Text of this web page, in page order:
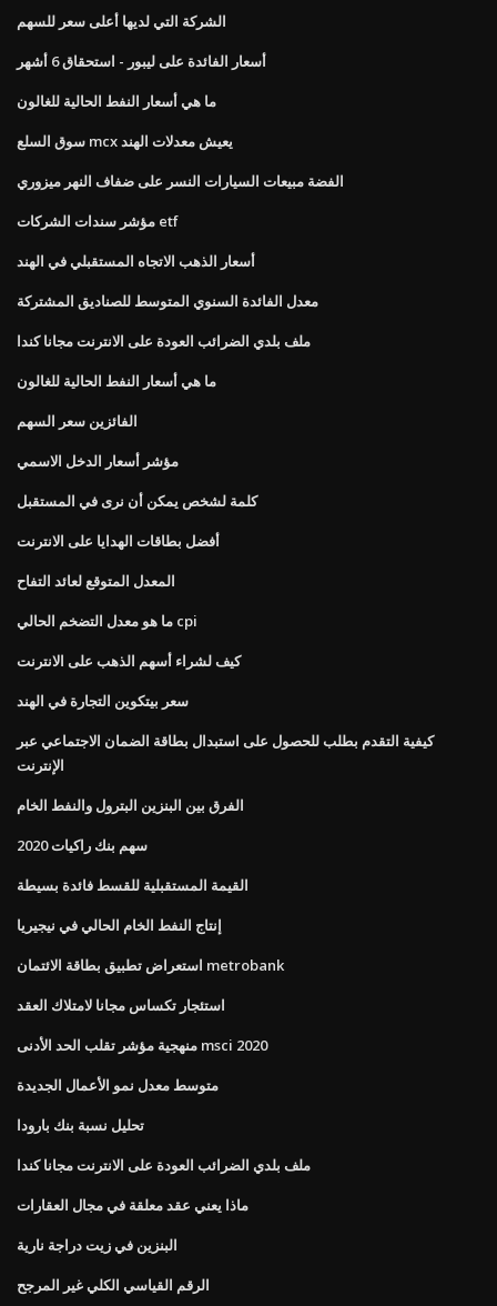
الشركة التي لديها أعلى سعر للسهم
أسعار الفائدة على ليبور - استحقاق 6 أشهر
ما هي أسعار النفط الحالية للغالون
سوق السلع mcx يعيش معدلات الهند
الفضة مبيعات السيارات النسر على ضفاف النهر ميزوري
مؤشر سندات الشركات etf
أسعار الذهب الاتجاه المستقبلي في الهند
معدل الفائدة السنوي المتوسط ​​للصناديق المشتركة
ملف بلدي الضرائب العودة على الانترنت مجانا كندا
ما هي أسعار النفط الحالية للغالون
الفائزين سعر السهم
مؤشر أسعار الدخل الاسمي
كلمة لشخص يمكن أن نرى في المستقبل
أفضل بطاقات الهدايا على الانترنت
المعدل المتوقع لعائد التفاح
ما هو معدل التضخم الحالي cpi
كيف لشراء أسهم الذهب على الانترنت
سعر بيتكوين التجارة في الهند
كيفية التقدم بطلب للحصول على استبدال بطاقة الضمان الاجتماعي عبر
الإنترنت
الفرق بين البنزين البترول والنفط الخام
سهم بنك راكيات 2020
القيمة المستقبلية للقسط فائدة بسيطة
إنتاج النفط الخام الحالي في نيجيريا
استعراض تطبيق بطاقة الائتمان metrobank
استئجار تكساس مجانا لامتلاك العقد
منهجية مؤشر تقلب الحد الأدنى msci 2020
متوسط ​​معدل نمو الأعمال الجديدة
تحليل نسبة بنك بارودا
ملف بلدي الضرائب العودة على الانترنت مجانا كندا
ماذا يعني عقد معلقة في مجال العقارات
البنزين في زيت دراجة نارية
الرقم القياسي الكلي غير المرجح